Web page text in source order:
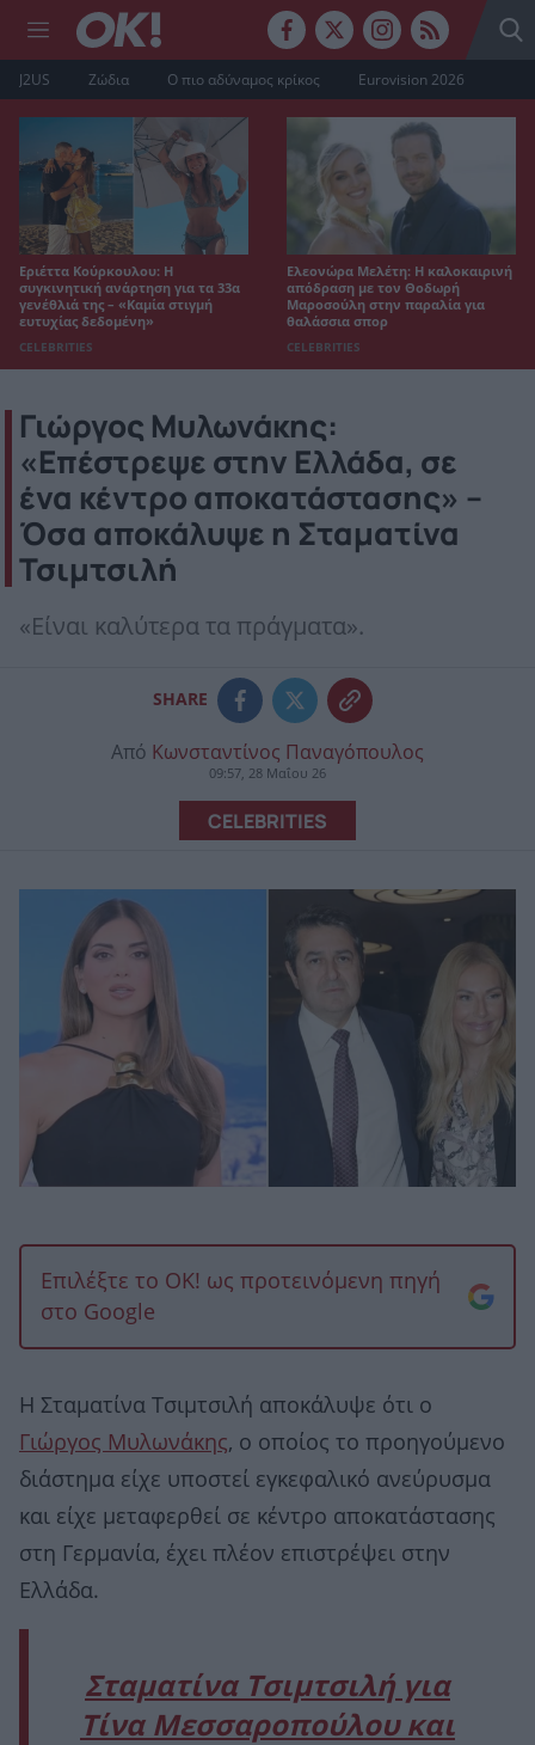
J2US Ζώδια Ο πιο αδύναμος κρίκος Eurovision 2026
Εριέττα Κούρκουλου: Η
συγκινητική ανάρτηση για τα 33α
γενέθλιά της – «Καμία στιγμή
ευτυχίας δεδομένη»
CELEBRITIES
Ελεονώρα Μελέτη: Η καλοκαιρινή
απόδραση με τον Θοδωρή
Μαροσούλη στην παραλία για
θαλάσσια σπορ
CELEBRITIES
Γιώργος Μυλωνάκης:
«Επέστρεψε στην Ελλάδα, σε
ένα κέντρο αποκατάστασης» –
Όσα αποκάλυψε η Σταματίνα
Τσιμτσιλή
«Είναι καλύτερα τα πράγματα».
SHARE
Από Κωνσταντίνος Παναγόπουλος
09:57, 28 Μαΐου 26
CELEBRITIES
Επιλέξτε το OK! ως προτεινόμενη πηγή
στο Google
Η Σταματίνα Τσιμτσιλή αποκάλυψε ότι ο
Γιώργος Μυλωνάκης, ο οποίος το προηγούμενο
διάστημα είχε υποστεί εγκεφαλικό ανεύρυσμα
και είχε μεταφερθεί σε κέντρο αποκατάστασης
στη Γερμανία, έχει πλέον επιστρέψει στην
Ελλάδα.
Σταματίνα Τσιμτσιλή για
Τίνα Μεσσαροπούλου και